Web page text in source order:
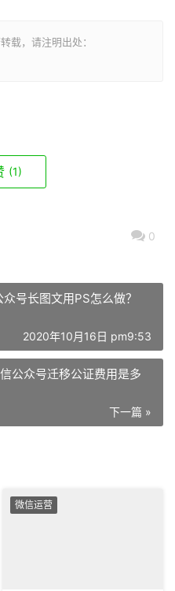
载，请注明出处：
(1)
0
号长图文用PS怎么做？
2020年10月16日 pm9:53
公众号迁移公证费用是多
下一篇 »
微信运营